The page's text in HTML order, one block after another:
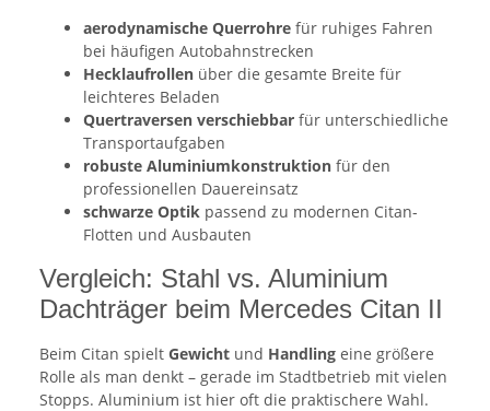
aerodynamische Querrohre für ruhiges Fahren
bei häufigen Autobahnstrecken
Hecklaufrollen über die gesamte Breite für
leichteres Beladen
Quertraversen verschiebbar für unterschiedliche
Transportaufgaben
robuste Aluminiumkonstruktion für den
professionellen Dauereinsatz
schwarze Optik passend zu modernen Citan-
Flotten und Ausbauten
Vergleich: Stahl vs. Aluminium
Dachträger beim Mercedes Citan II
Beim Citan spielt Gewicht und Handling eine größere
Rolle als man denkt – gerade im Stadtbetrieb mit vielen
Stopps. Aluminium ist hier oft die praktischere Wahl.